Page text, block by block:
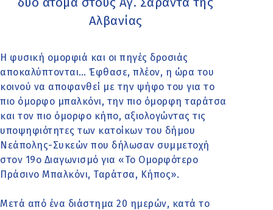
Αλβανίας
Η φυσική ομορφιά και οι πηγές δροσιάς
αποκαλύπτονται… Έφθασε, πλέον, η ώρα του
κοινού να αποφανθεί με την ψήφο του για το
πιο όμορφο μπαλκόνι, την πιο όμορφη ταράτσα
και τον πιο όμορφο κήπο, αξιολογώντας τις
υποψηφιότητες των κατοίκων του δήμου
Νεάπολης-Συκεών που δήλωσαν συμμετοχή
στον 19ο Διαγωνισμό για «Το Ομορφότερο
Πράσινο Μπαλκόνι, Ταράτσα, Κήπος».
Μετά από ένα διάστημα 20 ημερών, κατά το